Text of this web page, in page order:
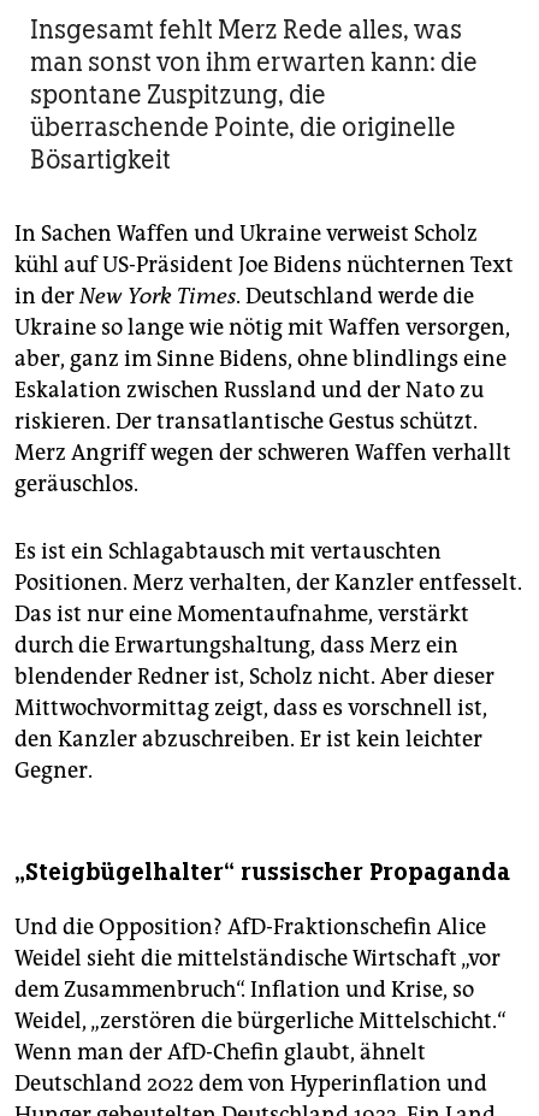
Insgesamt fehlt Merz Rede alles, was
man sonst von ihm erwarten kann: die
spontane Zuspitzung, die
überraschende Pointe, die originelle
Bösartigkeit
In Sachen Waffen und Ukraine verweist Scholz
kühl auf US-Präsident Joe Bidens nüchternen Text
in derNew York Times. Deutschland werde die
Ukraine so lange wie nötig mit Waffen versorgen,
aber, ganz im Sinne Bidens, ohne blindlings eine
Eskalation zwischen Russland und der Nato zu
riskieren. Der transatlantische Gestus schützt.
Merz Angriff wegen der schweren Waffen verhallt
geräuschlos.
Es ist ein Schlagabtausch mit vertauschten
Positionen. Merz verhalten, der Kanzler entfesselt.
Das ist nur eine Momentaufnahme, verstärkt
durch die Erwartungshaltung, dass Merz ein
blendender Redner ist, Scholz nicht. Aber dieser
Mittwochvormittag zeigt, dass es vorschnell ist,
den Kanzler abzuschreiben. Er ist kein leichter
Gegner.
„Steigbügelhalter“ russischer Propaganda
Und die Opposition? AfD-Fraktionschefin Alice
Weidel sieht die mittelständische Wirtschaft „vor
dem Zusammenbruch“. Inflation und Krise, so
Weidel, „zerstören die bürgerliche Mittelschicht.“
Wenn man der AfD-Chefin glaubt, ähnelt
Deutschland 2022 dem von Hyperinflation und